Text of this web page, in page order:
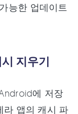
능한 업데이트
지우기
에 저장
라 앱의 캐시 파